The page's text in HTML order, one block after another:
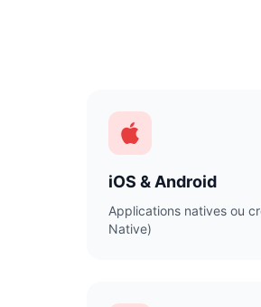
iOS & Android
Applications natives ou
Native)